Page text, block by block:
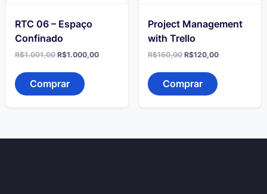
RTC 06 – Espaço
Confinado
R$1.001,00 O
original
era:
R$1.001,00.
R$1.000,00O
Comprar
Project Management
with Trello
R$150,00 O
original
era:
R$150,00.
R$120,00O
Comprar